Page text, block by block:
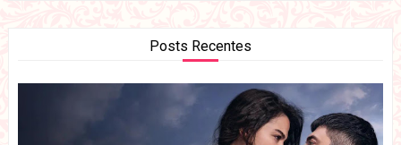
Posts Recentes